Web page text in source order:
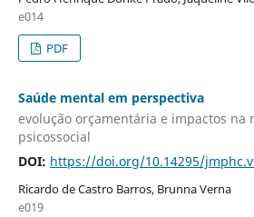
e014
PDF
Saúde mental em perspectiva
evolução orçamentária e impactos na
psicossocial
DOI: https://doi.org/10.14295/
Ricardo de Castro Barros, Brunna Verna
e019